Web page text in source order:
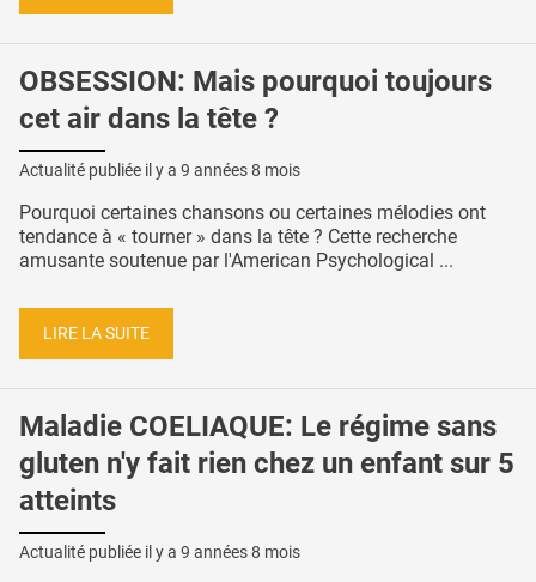
OBSESSION: Mais pourquoi toujours
cet air dans la tête ?
Actualité publiée il y a 9 années 8 mois
Pourquoi certaines chansons ou certaines mélodies ont
tendance à « tourner » dans la tête ? Cette recherche
amusante soutenue par l'American Psychological ...
LIRE LA SUITE
Maladie COELIAQUE: Le régime sans
gluten n'y fait rien chez un enfant sur 5
atteints
Actualité publiée il y a 9 années 8 mois